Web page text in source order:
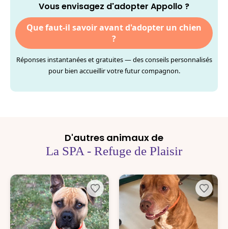
Vous envisagez d'adopter Appollo ?
Que faut-il savoir avant d'adopter un chien
?
Réponses instantanées et gratuites — des conseils personnalisés
pour bien accueillir votre futur compagnon.
D'autres animaux de
La SPA - Refuge de Plaisir